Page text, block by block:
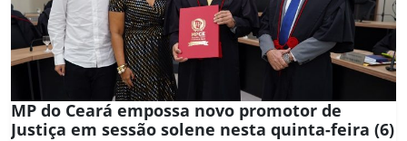
MP do Ceará empossa novo promotor de
Justiça em sessão solene nesta quinta-feira (6)